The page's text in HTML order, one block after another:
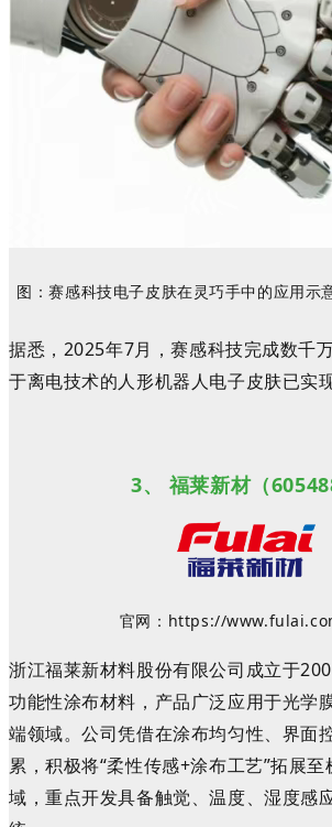
图：赛感科技电子皮肤在灵巧手中的应用示
据悉，2025年7月，赛感科技完成数千
于离电技术的人形机器人电子皮肤已实
3、 福莱新材（
官网： https://
浙江福莱新材料股份有限公司成立于
功能性涂布材料，产品广泛应用于光学
端领域。公司凭借在涂布均匀性、界面
累，积极将“柔性传感+涂布工艺”拓展至
域，重点开发具备触觉、温度、湿度感